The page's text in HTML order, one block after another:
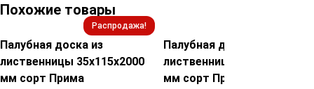
Похожие товары
Распродажа!
Палубная доска из
лиственницы 35х115х2000
мм сорт Прима
Палубная доска из
лиственницы 45х90х2000
мм сорт Прима